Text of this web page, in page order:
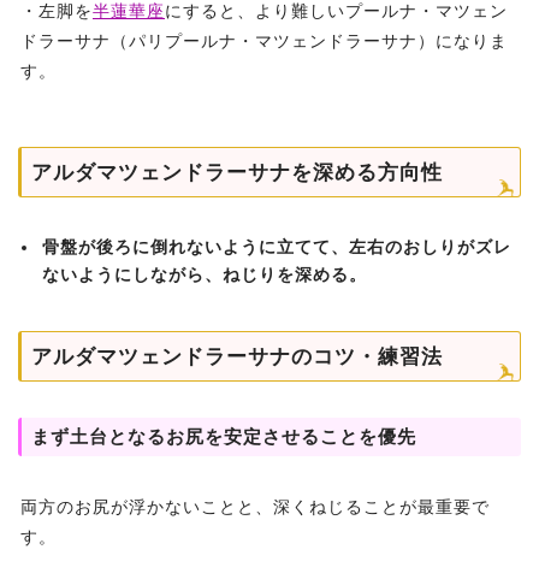
・左脚を半蓮華座にすると、より難しいプールナ・マツェン
ドラーサナ（パリプールナ・マツェンドラーサナ）になりま
す。
アルダマツェンドラーサナを深める方向性
骨盤が後ろに倒れないように立てて、左右のおしりがズレ
ないようにしながら、ねじりを深める。
アルダマツェンドラーサナのコツ・練習法
まず土台となるお尻を安定させることを優先
両方のお尻が浮かないことと、深くねじることが最重要で
す。